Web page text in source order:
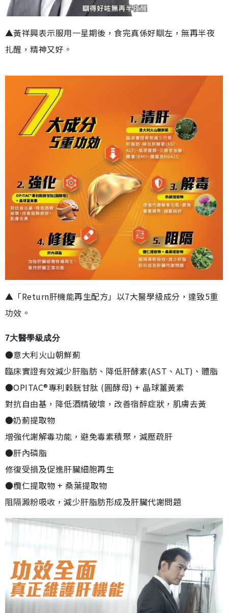
▲黃祥興表示服用一星期後，食完真係好瞓左，無再半夜
扎醒，精神又好。
▲「Return肝機能再生配方」以7大醫學級成分，達致5重
功效。
7大醫學級成分
●意大利火山朝鮮薊
臨床實證有效減少肝脂肪、降低肝酵素(AST、ALT)、體脂
●OPITAC®專利穀胱甘肽 (圓酵母) + 晶球薑黃素
對抗自由基，降低酒精破壞，改善宿醉症狀，肌膚去黃
●奶薊提取物
增強代謝解毒功能，避免毒素積聚，減壓疏肝
●肝內磷脂
修復受損及促進肝臟細胞再生
●欖仁提取物 + 桑葉提取物
阻隔澱粉吸收，減少肝脂肪形成及肝臟代謝問題